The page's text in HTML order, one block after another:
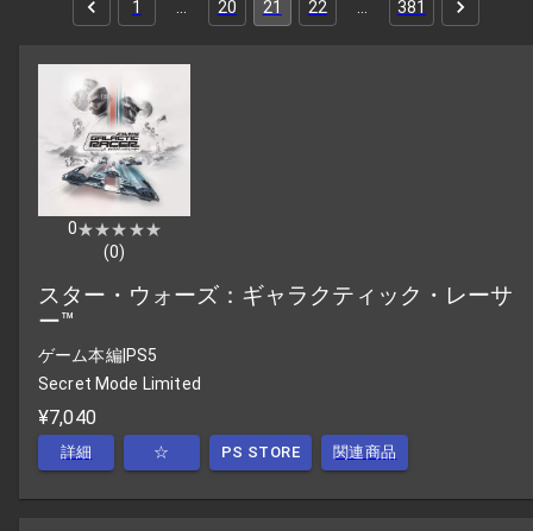
1 20 21 22 381
0★★★★★
★★★★★
(0)
スター・ウォーズ：ギャラクティック・レーサ
ー™
ゲーム本編|PS5
Secret Mode Limited
¥7,040
詳細 ☆ PS STORE 関連商品